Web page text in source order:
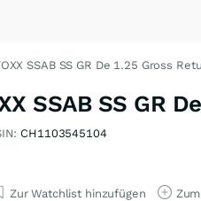
SSAB SS GR De 1.25 Gross
SSAB SS GR
CH1103545104
Zur Watchlist hinzufügen